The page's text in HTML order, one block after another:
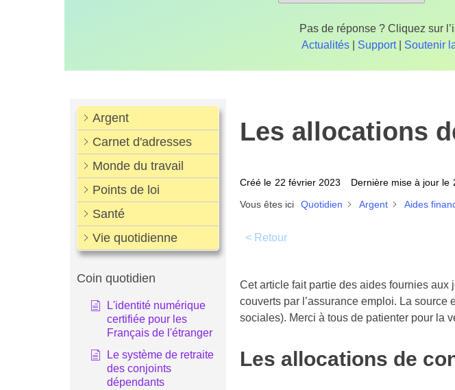
Pas de réponse ? Cliquez sur
Actualités
Support| Soutenir
Argent
Carnet d'adresses
Monde du travail
Points de loi
Santé
Vie quotidienne
Coin quotidien
L'identité numérique
certifiée pour les
Français de l'étranger
Le système de retraite
des conjoints
dépendants
Les allocations
Créé le 22 février 2023 Dernière mise à jour le
Vous êtes ici
Quotidien Argent Aides
< Retour
Cet article fait partie des aides fournies
couverts par l’assurance emploi. La source
sociales). Merci à tous de patienter pour la
Les allocations de